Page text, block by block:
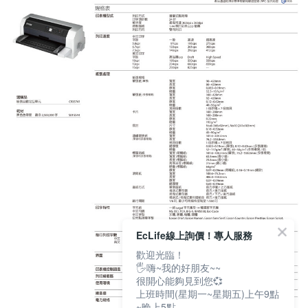
EcLife線上詢價！專人服務
歡迎光臨！
🖐嗨~我的好朋友~~
很開心能夠見到您💞
上班時間(星期一~星期五)上午9點